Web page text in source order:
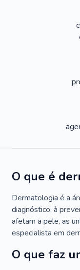
O que é
Dermatologia é a
diagnóstico, à
afetam a pele, as
especialista em
O que faz